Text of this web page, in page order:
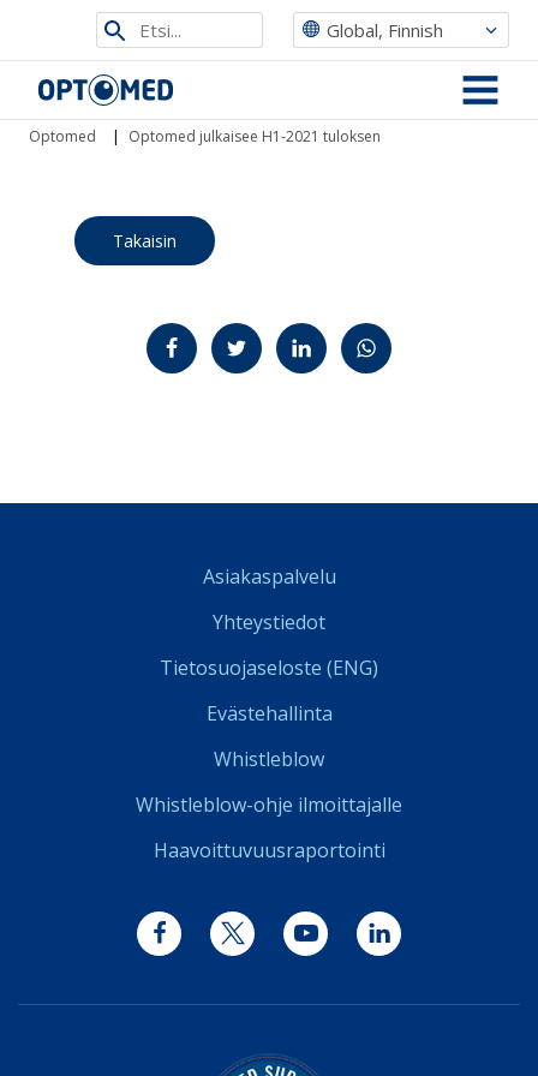
Etsi
sivustolta
Global, Finnish
Optomed MENU
Optomed | Optomed julkaisee H1-2021 tuloksen
Takaisin
Jaa FacebookissaJaa TwitterissäJaa LinkedInissäJaa WhatsAppissa
Asiakaspalvelu
Yhteystiedot
Tietosuojaseloste (ENG)
Evästehallinta
Whistleblow
Whistleblow-ohje ilmoittajalle
Haavoittuvuusraportointi
FacebookTwitter YouTube LinkedIn